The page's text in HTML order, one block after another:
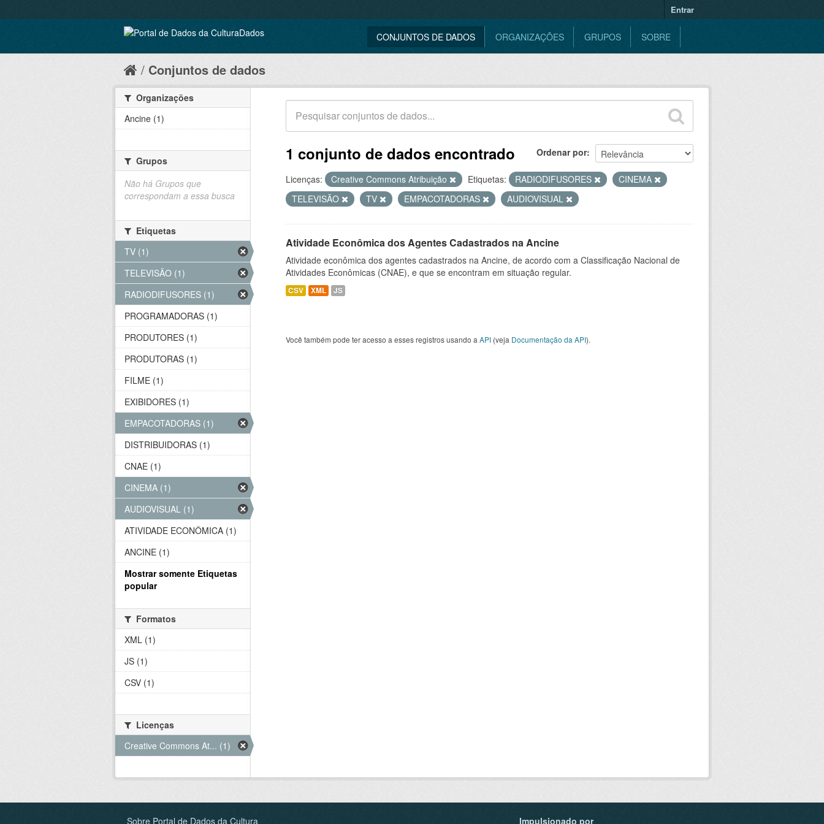
Entrar
CONJUNTOS DE DADOS ORGANIZAÇÕES GRUPOS SOBRE
Conjuntos de dados
Ordenar por
1 conjunto de dados encontrado
Licenças: Creative Commons Atribuição Etiquetas: RADIODIFUSORES
CINEMA
TELEVISÃO
TV EMPACOTADORAS AUDIOVISUAL
Atividade Econômica dos Agentes Cadastrados na Ancine
Atividade econômica dos agentes cadastrados na Ancine, de acordo com a Classificação Nacional de
Atividades Econômicas (CNAE), e que se encontram em situação regular.
CSV XML JS
Você também pode ter acesso a esses registros usando a API (veja Documentação da API).
Organizações
Ancine (1)
Grupos
Não há Grupos que
correspondam a essa busca
Etiquetas
TV (1)
TELEVISÃO (1)
RADIODIFUSORES (1)
PROGRAMADORAS (1)
PRODUTORES (1)
PRODUTORAS (1)
FILME (1)
EXIBIDORES (1)
EMPACOTADORAS (1)
DISTRIBUIDORAS (1)
CNAE (1)
CINEMA (1)
AUDIOVISUAL (1)
ATIVIDADE ECONÔMICA (1)
ANCINE (1)
Mostrar somente Etiquetas
popular
Formatos
XML (1)
JS (1)
CSV (1)
Licenças
Creative Commons At... (1)
Sobre Portal de Dados da Cultura Impulsionado por